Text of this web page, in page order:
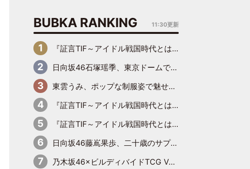
BUBKA RANKING 11:30更新
『証言TIF～アイドル戦国時代とはなんだったのか～』第6回：でんぱ組.inc・古川未鈴×相沢梨紗「『ハロプロやりたかったな』って言ったら、夢眠ねむさんに『てめえはでんぱ組．incなんだよ！』って肩パンされて(笑)」
日向坂46石塚瑶季、東京ドームで“観戦バレ”！ ナイツ・塙も認めた「巨人に詳しすぎるアイドル」は元VENUSスクール生で杉内コーチ推し⁉
東雲うみ、ポップな制服姿で魅せる“東雲グリーン”の正体
『証言TIF～アイドル戦国時代とはなんだったのか～』第8回：Negicco・Nao☆×Megu×Kaede「東京からオファーが来たのと、梨の皮剥きとどっちが大事なんだって」
『証言TIF～アイドル戦国時代とはなんだったのか～』第10回：さくら学院・武藤彩未×飯田らうら「正直、中3で辞めるというのを信じてなくて。そう言われてはいたけど、嘘でしょって」
日向坂46藤嶌果歩、二十歳のサプライズバースデーに大喜び「頼られる先輩になれるように努力していきたい」
乃木坂46×ビルディバイドTCG Vol.2公開 賀喜遥香＆田村真佑が『京まふ』ステージに登壇